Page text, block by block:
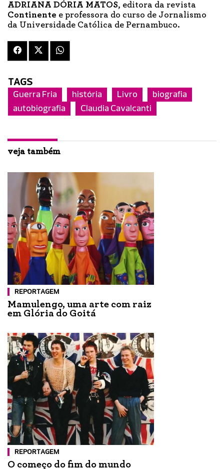
ADRIANA DÓRIA MATOS, editora da revista
Continente e professora do curso de Jornalismo
da Universidade Católica de Pernambuco.
TAGS
Guerra Fria história Livro
biografia
autobiografia
Claudia Cavalcanti
veja também
REPORTAGEM
Mamulengo, uma arte com raiz
em Glória do Goitá
REPORTAGEM
O começo do fim do mundo